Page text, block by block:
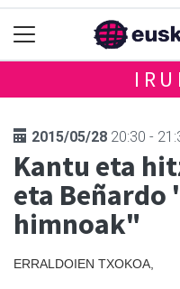
2015/05/28 20:30 -
Kantu eta
eta
himnoak"
ERRALDOIEN TXOKOA,